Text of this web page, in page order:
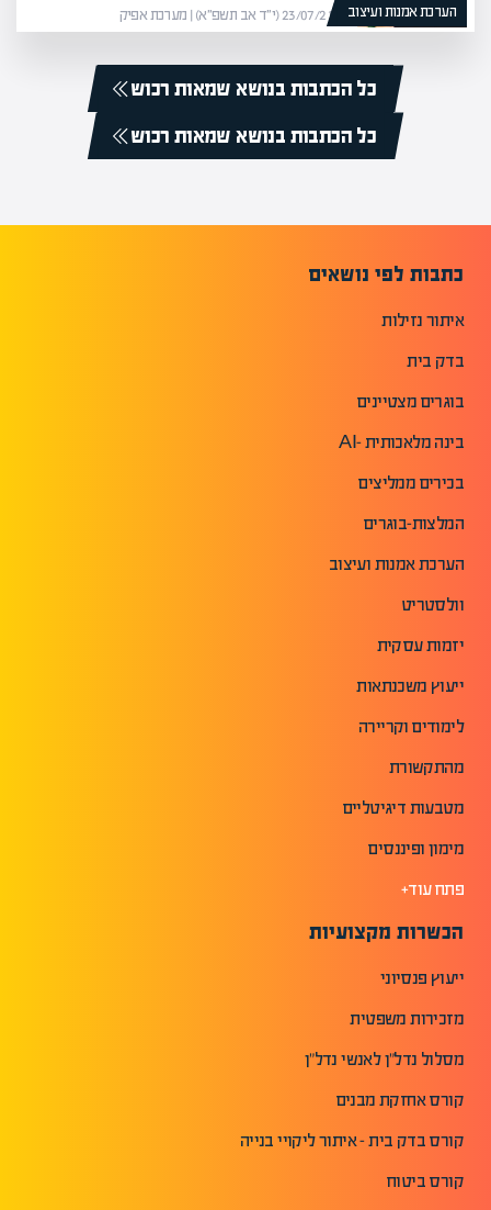
הערכת אמנות ועיצוב 23/07/21 (י״ד אב תשפ״א) | מערכת אפיק
כל הכתבות בנושא שמאות רכוש
כל הכתבות בנושא שמאות רכוש
כתבות לפי נושאים
איתור נזילות
בדק בית
בוגרים מצטיינים
בינה מלאכותית -AI
בכירים ממליצים
המלצות-בוגרים
הערכת אמנות ועיצוב
וולסטריט
יזמות עסקית
ייעוץ משכנתאות
לימודים וקריירה
מהתקשורת
מטבעות דיגיטליים
מימון ופיננסים
פתח עוד+
הכשרות מקצועיות
ייעוץ פנסיוני
מזכירות משפטית
מסלול נדל"ן לאנשי נדל"ן
קורס אחזקת מבנים
קורס בדק בית - איתור ליקויי בנייה
קורס ביטוח